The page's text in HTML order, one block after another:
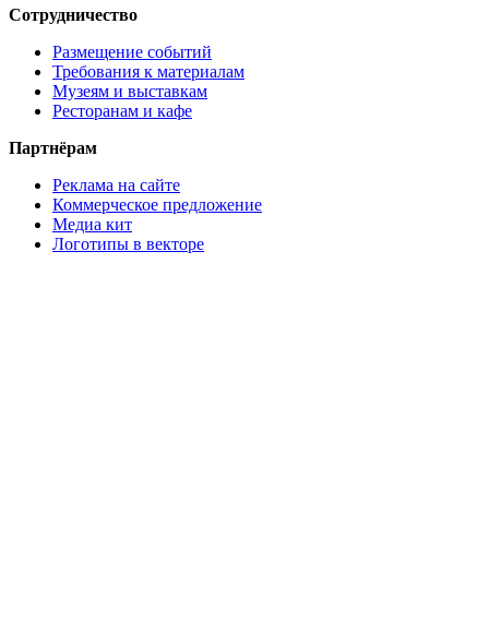
Сотрудничество
Размещение событий
Требования к материалам
Музеям и выставкам
Ресторанам и кафе
Партнёрам
Реклама на сайте
Коммерческое предложение
Медиа кит
Логотипы в векторе